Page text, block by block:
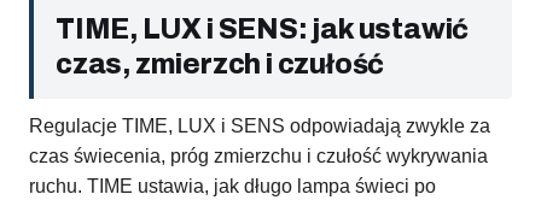
TIME, LUX i SENS: jak ustawić
czas, zmierzch i czułość
Regulacje TIME, LUX i SENS odpowiadają zwykle za
czas świecenia, próg zmierzchu i czułość wykrywania
ruchu. TIME ustawia, jak długo lampa świeci po